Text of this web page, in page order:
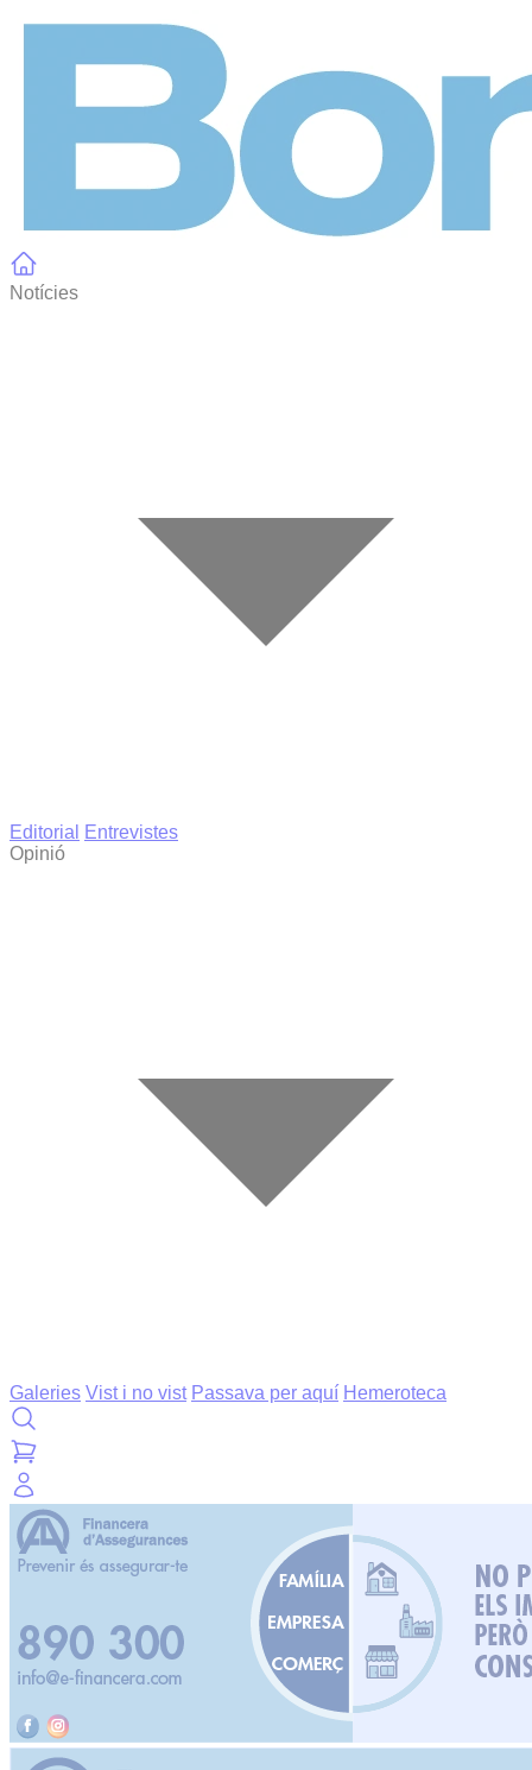
Notícies
Editorial
Entrevistes
Opinió
Galeries Vist i no vist Passava per aquí Hemeroteca